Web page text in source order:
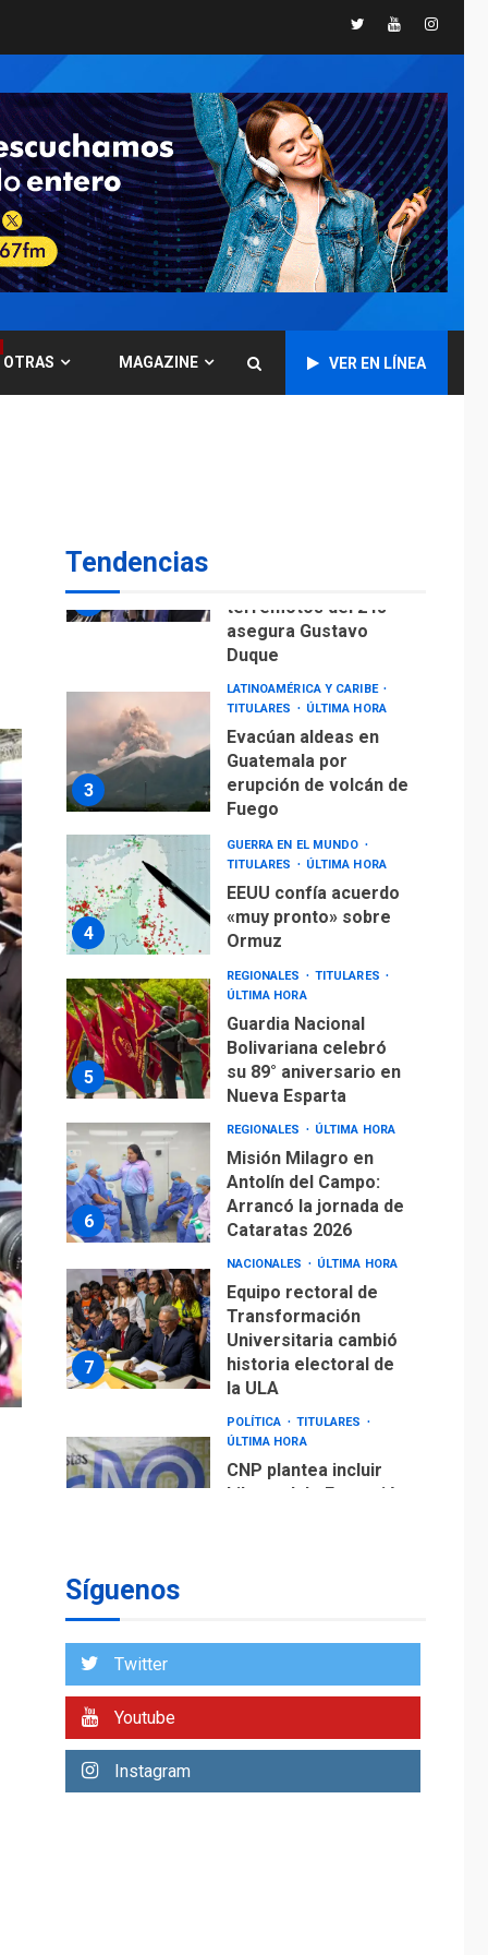
TwitterYoutube
OTRAS MAGAZINE VER EN LÍNEA
Tendencias
Transformación
historia electoral de
la ULA
1
POLÍTICA
TITULARES
ÚLTIMA HORA
CNP plantea incluir
Libertad de Expresión
en agenda de
negociación con
comisión de AN 2015
ÚLTIMA HORA
regional nos
respaldaron desde el
3
erupción de volcán de
Fuego
4
GUERRA EN EL MUNDO
ÚLTIMA HORA
EEUU confía acuerdo
«muy pronto» sobre
Ormuz
5
REGIONALES
Guardia Nacional
Bolivariana celebró
su 89° aniversario en
Nueva Esparta
6
Misión Milagro en
Antolín del Campo:
Arrancó la jornada de
Cataratas 2026
7
NACIONALES ÚLTIMA HORA
Equipo rectoral de
Transformación
Universitaria cambió
historia electoral de
la ULA
1
POLÍTICA
TITULARES
CNP plantea incluir
Libertad de Expresión
en agenda de
negociación con
DESTACADOS
Gobierno nacional y
3
Síguenos
Twitter
Youtube
Instagram